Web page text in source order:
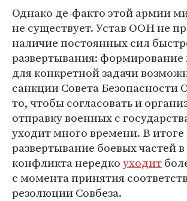
Однако де-факто этой армии
не существует. Устав ООН не
наличие постоянных сил
развертывания: формирование
для конкретной задачи
санкции Совета
то, чтобы согласовать и
отправку военных с
уходит много времени. В итоге
развертывание боевых частей в
конфликта нередкоуходит
с момента принятия
резолюции Совбеза.